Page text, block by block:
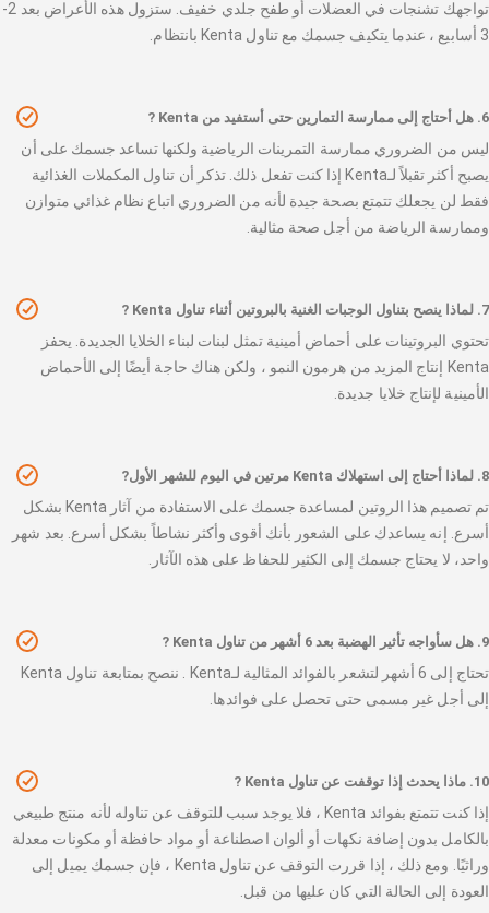
تواجهك تشنجات في العضلات أو طفح جلدي خفيف. ستزول هذه الأعراض بعد 2-
3 أسابيع ، عندما يتكيف جسمك مع تناول Kenta بانتظام.
6. هل أحتاج إلى ممارسة التمارين حتى أستفيد من Kenta ?
ليس من الضروري ممارسة التمرينات الرياضية ولكنها تساعد جسمك على أن
يصبح أكثر تقبلاً لـKenta إذا كنت تفعل ذلك. تذكر أن تناول المكملات الغذائية
فقط لن يجعلك تتمتع بصحة جيدة لأنه من الضروري اتباع نظام غذائي متوازن
وممارسة الرياضة من أجل صحة مثالية.
7. لماذا ينصح بتناول الوجبات الغنية بالبروتين أثناء تناول Kenta ?
تحتوي البروتينات على أحماض أمينية تمثل لبنات لبناء الخلايا الجديدة. يحفز
Kenta إنتاج المزيد من هرمون النمو ، ولكن هناك حاجة أيضًا إلى الأحماض
الأمينية لإنتاج خلايا جديدة.
8. لماذا أحتاج إلى استهلاك Kenta مرتين في اليوم للشهر الأول?
تم تصميم هذا الروتين لمساعدة جسمك على الاستفادة من آثار Kenta بشكل
أسرع. إنه يساعدك على الشعور بأنك أقوى وأكثر نشاطاً بشكل أسرع. بعد شهر
واحد، لا يحتاج جسمك إلى الكثير للحفاظ على هذه الآثار.
9. هل سأواجه تأثير الهضبة بعد 6 أشهر من تناول Kenta ?
تحتاج إلى 6 أشهر لتشعر بالفوائد المثالية لـKenta . ننصح بمتابعة تناول Kenta
إلى أجل غير مسمى حتى تحصل على فوائدها.
10. ماذا يحدث إذا توقفت عن تناول Kenta ?
إذا كنت تتمتع بفوائد Kenta ، فلا يوجد سبب للتوقف عن تناوله لأنه منتج طبيعي
بالكامل بدون إضافة نكهات أو ألوان اصطناعة أو مواد حافظة أو مكونات معدلة
وراثيًا. ومع ذلك ، إذا قررت التوقف عن تناول Kenta ، فإن جسمك يميل إلى
العودة إلى الحالة التي كان عليها من قبل.